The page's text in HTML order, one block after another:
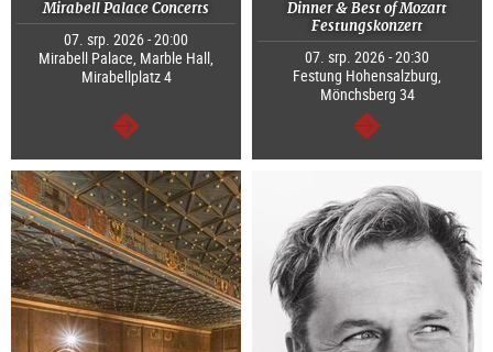
Mirabell Palace Concerts
07. srp. 2026 - 20:00
Mirabell Palace, Marble Hall,
Mirabellplatz 4
continue
Dinner & Best of Mozart
Festungskonzert
07. srp. 2026 - 20:30
Festung Hohensalzburg,
Mönchsberg 34
continue